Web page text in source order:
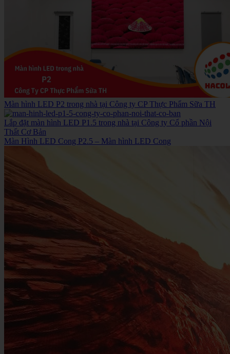
Màn hình LED P2 trong nhà tại Công ty CP Thực Phẩm Sữa TH
Lắp đặt màn hình LED P1.5 trong nhà tại Công ty Cổ phần Nội
Thất Cơ Bản
Màn Hình LED Cong P2.5 – Màn hình LED Cong